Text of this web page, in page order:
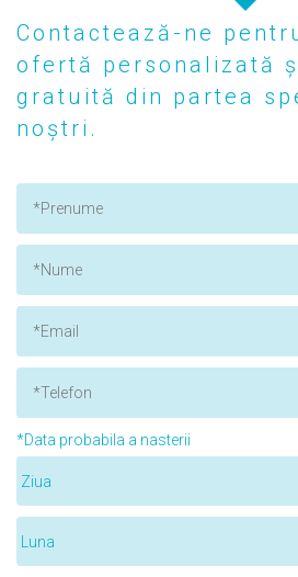
Contactează-ne
ofertă personalizată
gratuită din partea
noștri.
*Data probabila a nasterii